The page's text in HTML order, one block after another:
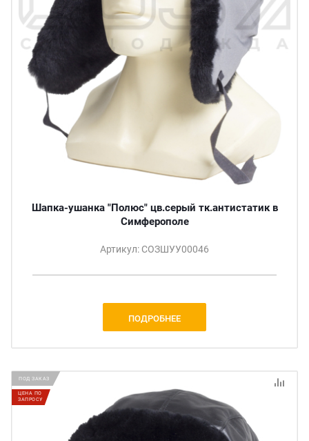
Шапка-ушанка "Полюс" цв.серый тк.антистатик в
Симферополе
Артикул: СОЗШУУ00046
ПОДРОБНЕЕ
ПОД ЗАКАЗ
ЦЕНА ПО
ЗАПРОСУ